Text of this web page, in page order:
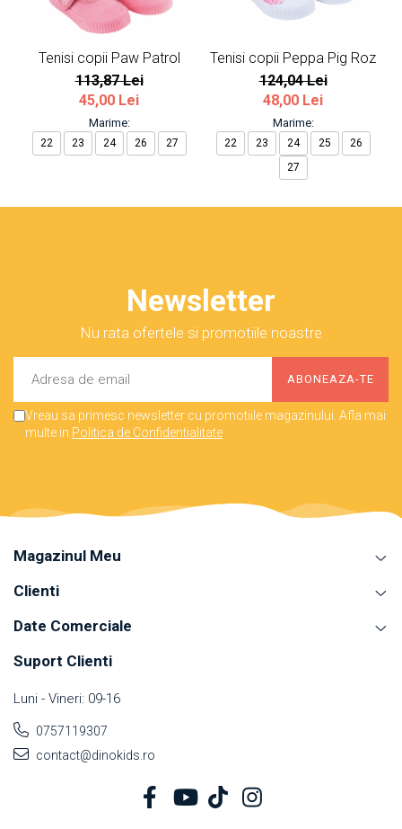
Tenisi copii Paw Patrol
113,87 Lei
45,00 Lei
Marime:
22 23 24 26 27
Tenisi copii Peppa Pig Roz
124,04 Lei
48,00 Lei
Marime:
22 23 24 25
26
27
Newsletter
Nu rata ofertele si promotiile noastre
Vreau sa primesc newsletter cu promotiile magazinului. Afla mai
multe in Politica de Confidentialitate
Magazinul Meu
Clienti
Date Comerciale
Suport Clienti
Luni - Vineri: 09-16
0757119307
contact@dinokids.ro